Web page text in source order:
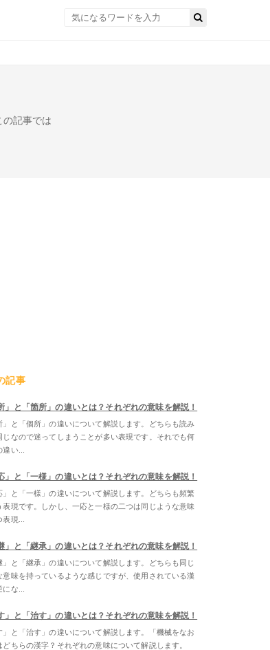
記事では
記事
」と「箇所」の違いとは？それぞれの意味を解説！
」と「個所」の違いについて解説します。どちらも読み
じなので迷ってしまうことが多い表現です。それでも何
違い...
」と「一様」の違いとは？それぞれの意味を解説！
」と「一様」の違いについて解説します。どちらも頻繁
表現です。しかし、一応と一様の二つは同じような意味
現...
」と「継承」の違いとは？それぞれの意味を解説！
」と「継承」の違いについて解説します。どちらも同じ
意味を持っているような感じですが、使用されている漢
な...
」と「治す」の違いとは？それぞれの意味を解説！
」と「治す」の違いについて解説します。「機械をなお
どちらの漢字？それぞれの意味について解説します。